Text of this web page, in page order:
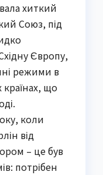
хиткий
Союз, під
Європу,
режими в
що
коли
від
– це був
потрібен